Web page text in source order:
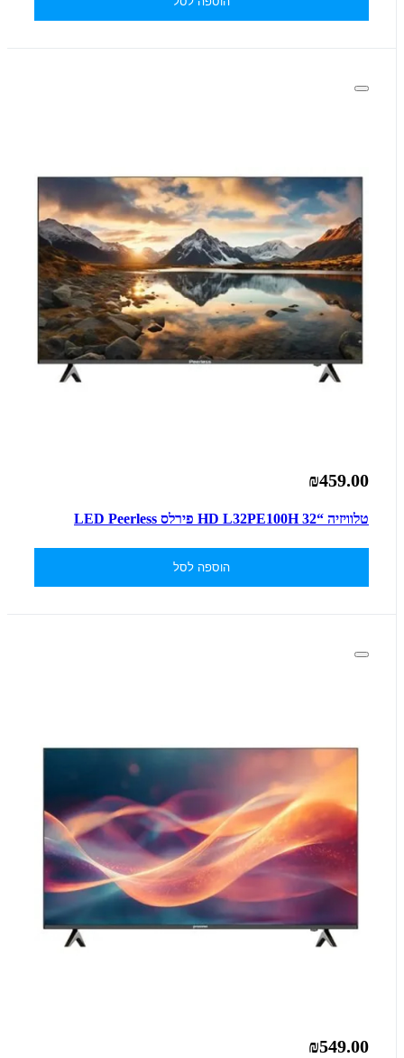
₪459.00
טלוויזיה “32 HD L32PE100H פירלס LED Peerless
הוספה לסל
₪549.00